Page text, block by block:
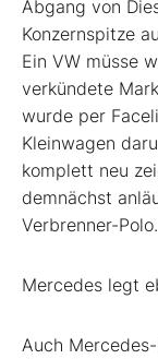
Abgang von
Konzernspitze
Ein VW müsse
verkündete
wurde per
Kleinwagen
komplett neu
demnächst
Verbrenner-Polo.
Mercedes legt
Auch